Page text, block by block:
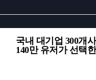
국내 대기업 300개
140만 유저가 선택